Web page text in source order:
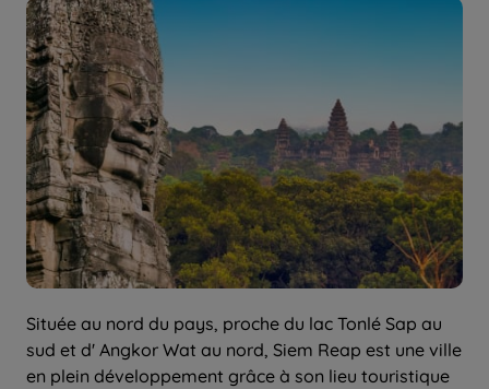
Située au nord du pays, proche du lac Tonlé Sap au
sud et d' Angkor Wat au nord, Siem Reap est une ville
en plein développement grâce à son lieu touristique